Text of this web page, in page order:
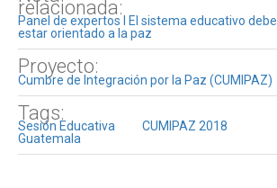
relacionada:
Panel de expertos I El sistema educativo debe
estar orientado a la paz
Proyecto:
Cumbre de Integración por la Paz (CUMIPAZ)
Tags:
Sesión Educativa
CUMIPAZ 2018
Guatemala